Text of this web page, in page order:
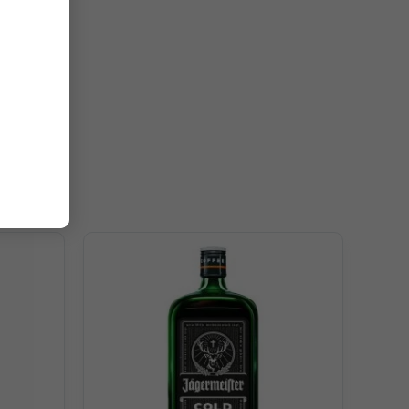
Red Velvet tuyệt diệu. Một chút đắng nhẹ của
và say đắm. Có thể nhận định đây là một thứ đồ
hút.
trải nghiệm trên cả tuyệt vời trên đầu lưỡi.